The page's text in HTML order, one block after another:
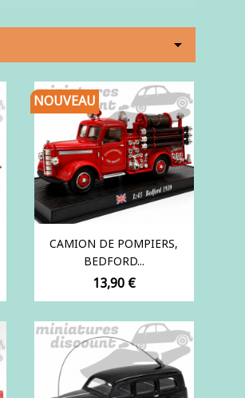

CAMION DE POMPIERS,
BEDFORD...
Prix
13,90 €
NOUVEAU